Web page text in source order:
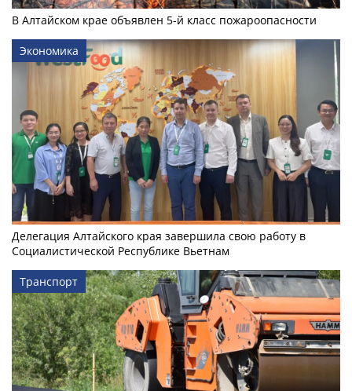
В Алтайском крае объявлен 5-й класс пожароопасности
Экономика
Делегация Алтайского края завершила свою работу в
Социалистической Республике Вьетнам
Транспорт